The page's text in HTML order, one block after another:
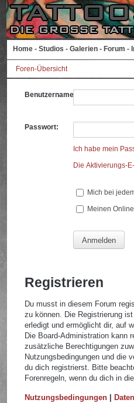
Home - Studios - Galerien - Forum -
Foren-Übersicht
Benutzername:
Passwort:
Ich habe mein
Die Aktivierungs-
Mich bei
Meinen
Registrieren
Du musst in diesem Forum
zu können. Die Registrierung
erledigt und ermöglicht dir, auf
Die Board-Administration kann
zusätzliche Berechtigungen
Nutzungsbedingungen und die
du dich registrierst. Bitte
Forenregeln, wenn du dich in
Nutzungsbedingungen |